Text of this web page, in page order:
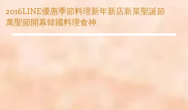
2016LINE優惠季節料理新年新店新菜聖誕節
萬聖節開幕韓國料理食神